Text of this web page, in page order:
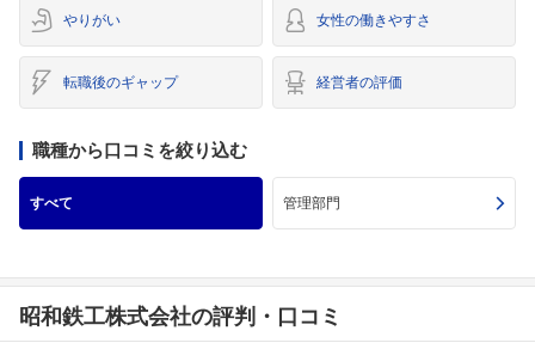
やりがい 女性の働きやすさ
転職後のギャップ 経営者の評価
職種から口コミを絞り込む
すべて 管理部門
昭和鉄工株式会社の評判・口コミ